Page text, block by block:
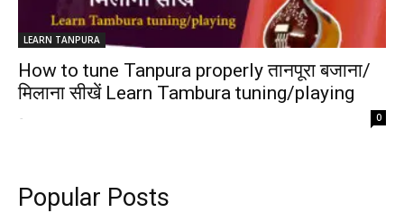
LEARN TANPURA
How to tune Tanpura properly तानपूरा बजाना/
मिलाना सीखें Learn Tambura tuning/playing
- 0
Popular Posts